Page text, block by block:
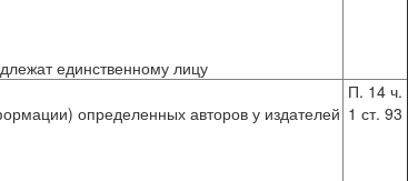
единственному лицу
определенных авторов у издателей
П. 14 ч.
1 ст. 93